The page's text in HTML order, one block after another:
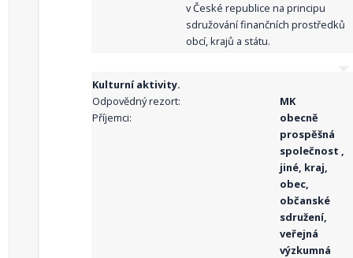
v České republice na principu
sdružování finančních prostředků
obcí, krajů a státu.
Kulturní aktivity.
Odpovědný rezort:
MK
Příjemci:
obecně
prospěšná
společnost ,
jiné, kraj,
obec,
občanské
sdružení,
veřejná
výzkumná